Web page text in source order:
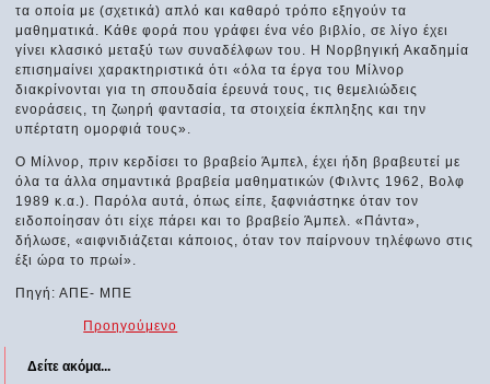
τα οποία με (σχετικά) απλό και καθαρό τρόπο εξηγούν τα
μαθηματικά. Κάθε φορά που γράφει ένα νέο βιβλίο, σε λίγο έχει
γίνει κλασικό μεταξύ των συναδέλφων του. Η Νορβηγική Ακαδημία
επισημαίνει χαρακτηριστικά ότι «όλα τα έργα του Μίλνορ
διακρίνονται για τη σπουδαία έρευνά τους, τις θεμελιώδεις
ενοράσεις, τη ζωηρή φαντασία, τα στοιχεία έκπληξης και την
υπέρτατη ομορφιά τους».
Ο Μίλνορ, πριν κερδίσει το βραβείο Άμπελ, έχει ήδη βραβευτεί με
όλα τα άλλα σημαντικά βραβεία μαθηματικών (Φιλντς 1962, Βολφ
1989 κ.α.). Παρόλα αυτά, όπως είπε, ξαφνιάστηκε όταν τον
ειδοποίησαν ότι είχε πάρει και το βραβείο Άμπελ. «Πάντα»,
δήλωσε, «αιφνιδιάζεται κάποιος, όταν τον παίρνουν τηλέφωνο στις
έξι ώρα το πρωί».
Πηγή: ΑΠΕ- ΜΠΕ
Προηγούμενο
Δείτε ακόμα...